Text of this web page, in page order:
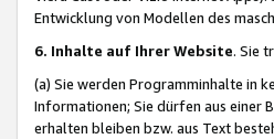
Entwicklung von Modellen des
6. Inhalte auf Ihrer Website. Sie
(a) Sie werden Programminhalte in
Informationen; Sie dürfen aus einer
erhalten bleiben bzw. aus Text